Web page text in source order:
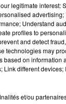
legitimate interest:
advertising;
Understand
profiles to
and detect
technologies may
based on information
Link different devices;
et/ou